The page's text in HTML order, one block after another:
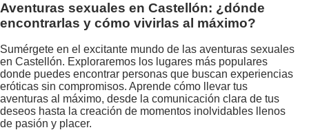
Aventuras sexuales en Castellón: ¿dónde
encontrarlas y cómo vivirlas al máximo?
Sumérgete en el excitante mundo de las aventuras sexuales
en Castellón. Exploraremos los lugares más populares
donde puedes encontrar personas que buscan experiencias
eróticas sin compromisos. Aprende cómo llevar tus
aventuras al máximo, desde la comunicación clara de tus
deseos hasta la creación de momentos inolvidables llenos
de pasión y placer.